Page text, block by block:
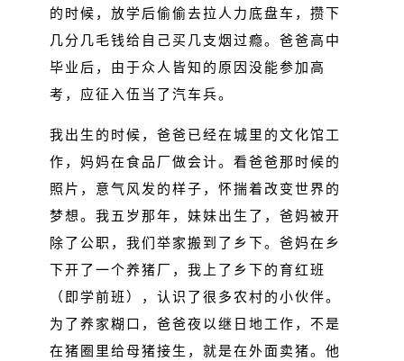
的时候，放学后偷偷去拉人力底盘车，攒下
几分几毛钱给自己买几支烟过瘾。爸爸高中
毕业后，由于众人皆知的原因没能参加高
考，应征入伍当了汽车兵。
我出生的时候，爸爸已经在城里的文化馆工
作，妈妈在食品厂做会计。看爸爸那时候的
照片，意气风发的样子，怀揣着改变世界的
梦想。我五岁那年，妹妹出生了，爸妈被开
除了公职，我们举家搬到了乡下。爸妈在乡
下开了一个养猪厂，我上了乡下的育红班
（即学前班），认识了很多农村的小伙伴。
为了养家糊口，爸爸夜以继日地工作，不是
在猪圈里给母猪接生，就是在外面卖猪。他